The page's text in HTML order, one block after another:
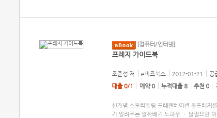
[컴퓨터/인터넷]
프레지 가이드북
조준성 저 e비즈북스 2012-01-21
공
대출 0/1
예약 0 누적대출 8 추천 0
신개념 스토리텔링 프레젠테이션 툴프레지
가 알려주는 알짜배기 노하우 ㆍ 불필요한